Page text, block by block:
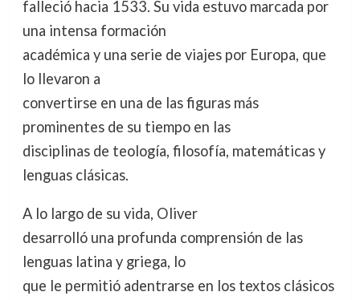
falleció hacia 1533. Su vida estuvo marcada por
una intensa formación
académica y una serie de viajes por Europa, que
lo llevaron a
convertirse en una de las figuras más
prominentes de su tiempo en las
disciplinas de teología, filosofía, matemáticas y
lenguas clásicas.
A lo largo de su vida, Oliver
desarrolló una profunda comprensión de las
lenguas latina y griega, lo
que le permitió adentrarse en los textos clásicos